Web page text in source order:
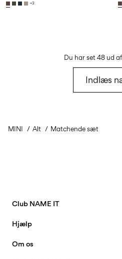
+3
Du har set 48 ud
Indlæs
MINI Alt Matchende sæt
Club NAME IT
Min konto
Hjælp
Om os